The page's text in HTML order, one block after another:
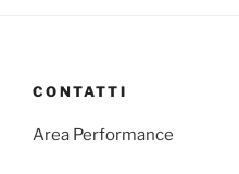
CONTATTI
Area Performance